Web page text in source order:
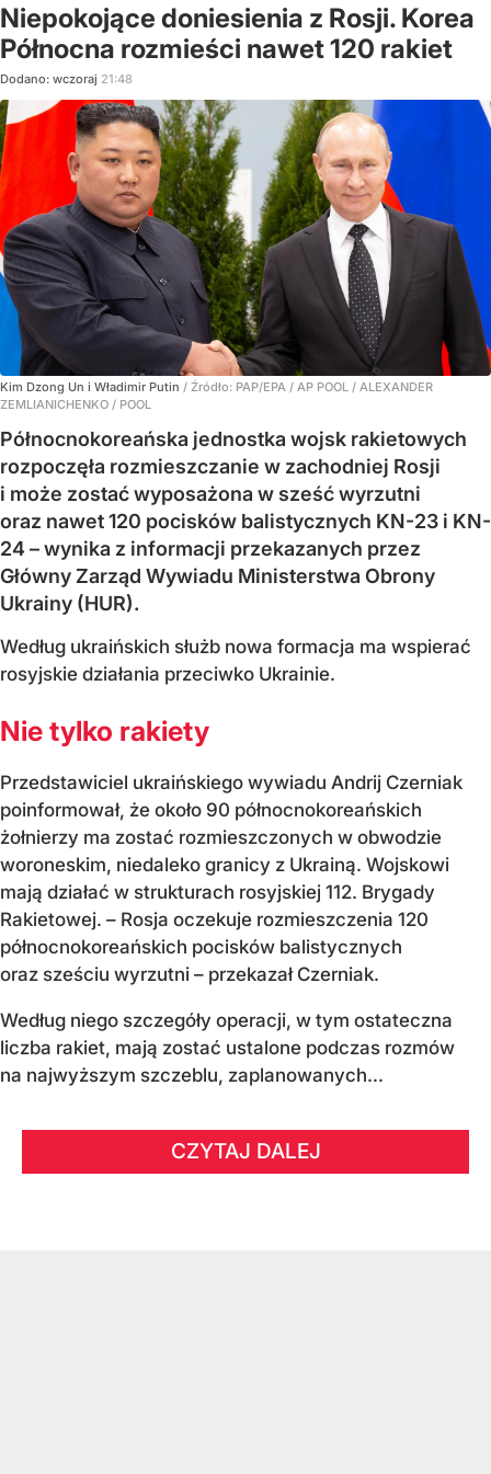
Niepokojące doniesienia z Rosji. Korea
Północna rozmieści nawet 120 rakiet
Dodano: wczoraj 21:48
Kim Dzong Un i Władimir Putin / Źródło: PAP/EPA / AP POOL / ALEXANDER
ZEMLIANICHENKO / POOL
Północnokoreańska jednostka wojsk rakietowych
rozpoczęła rozmieszczanie w zachodniej Rosji
i może zostać wyposażona w sześć wyrzutni
oraz nawet 120 pocisków balistycznych KN-23 i KN-
24 – wynika z informacji przekazanych przez
Główny Zarząd Wywiadu Ministerstwa Obrony
Ukrainy (HUR).
Według ukraińskich służb nowa formacja ma wspierać
rosyjskie działania przeciwko Ukrainie.
Nie tylko rakiety
Przedstawiciel ukraińskiego wywiadu Andrij Czerniak
poinformował, że około 90 północnokoreańskich
żołnierzy ma zostać rozmieszczonych w obwodzie
woroneskim, niedaleko granicy z Ukrainą. Wojskowi
mają działać w strukturach rosyjskiej 112. Brygady
Rakietowej. – Rosja oczekuje rozmieszczenia 120
północnokoreańskich pocisków balistycznych
oraz sześciu wyrzutni – przekazał Czerniak.
Według niego szczegóły operacji, w tym ostateczna
liczba rakiet, mają zostać ustalone podczas rozmów
na najwyższym szczeblu, zaplanowanych...
CZYTAJ DALEJ